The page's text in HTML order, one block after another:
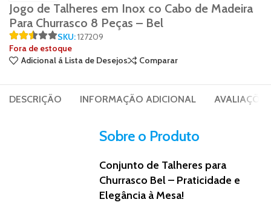
Jogo de Talheres em Inox co Cabo de Madeira
Para Churrasco 8 Peças – Bel
SKU:127209
Fora de estoque
Adicional á Lista de Desejos
Comparar
DESCRIÇÃO INFORMAÇÃO ADICIONAL
Sobre o Produto
Conjunto de Talheres para
Churrasco Bel – Praticidade e
Elegância à Mesa!